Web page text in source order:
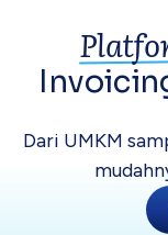
Dari UMKM